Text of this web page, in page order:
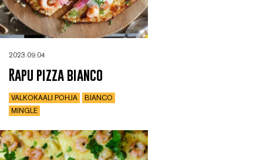
2023.09.04
Rapu pizza bianco
VALKOKAALI POHJA
BIANCO
MINGLE